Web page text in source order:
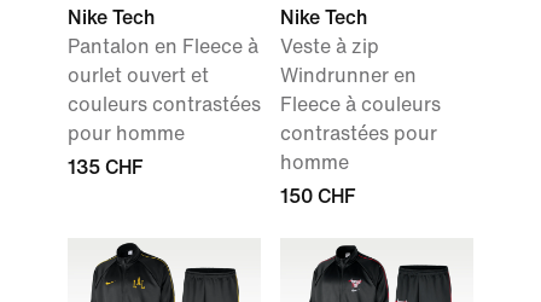
Nike Tech
Pantalon en Fleece à
ourlet ouvert et
couleurs contrastées
pour homme
135 CHF
Nike Tech
Veste à zip
Windrunner en
Fleece à couleurs
contrastées pour
homme
150 CHF